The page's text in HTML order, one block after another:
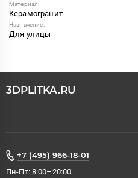
Материал:
Керамогранит
Назначение:
Для улицы
3DPLITKA.RU
+7 (495) 966-18-01
Пн-Пт: 8:00–20:00